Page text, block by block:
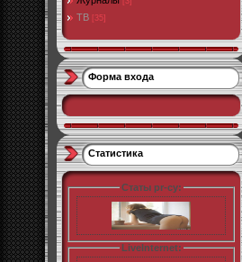
ТВ [35]
Форма входа
Статистика
Статы pr-cy:
LiveInternet: